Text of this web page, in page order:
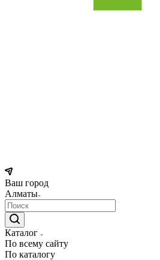
Ваш город
Алматы
Каталог
По всему сайту
По каталогу